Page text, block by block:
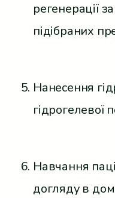
регенерації
підібраних
Нанесення
гідрогелевої
Навчання
догляду в